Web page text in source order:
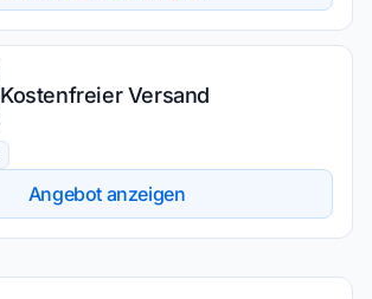
Kostenfreier Versand
Angebot anzeigen